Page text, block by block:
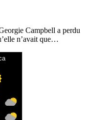
Campbell a perdu
n’avait que…